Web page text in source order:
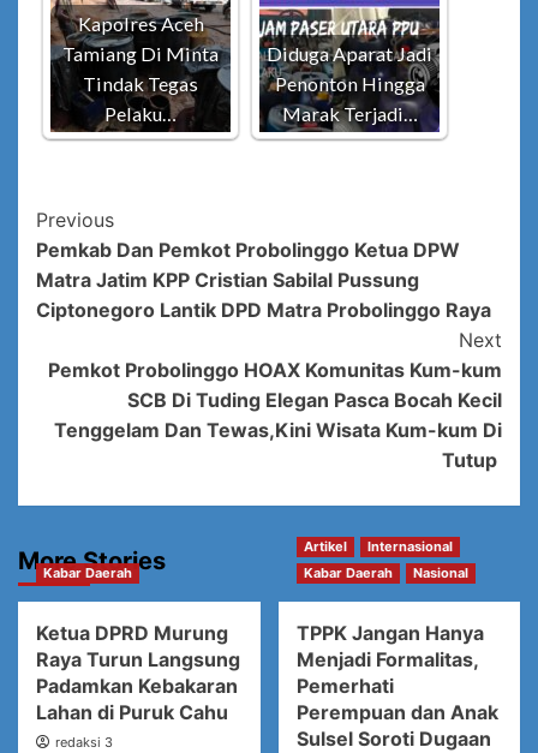
Kapolres Aceh
Tamiang Di Minta
Tindak Tegas
Pelaku…
Diduga Aparat Jadi
Penonton Hingga
Marak Terjadi…
Post
Navigation
Previous
Pemkab Dan Pemkot Probolinggo Ketua DPW
Matra Jatim KPP Cristian Sabilal Pussung
Ciptonegoro Lantik DPD Matra Probolinggo Raya
Next
Pemkot Probolinggo HOAX Komunitas Kum-kum
SCB Di Tuding Elegan Pasca Bocah Kecil
Tenggelam Dan Tewas,Kini Wisata Kum-kum Di
Tutup
More Stories
Kabar Daerah
Ketua DPRD Murung
Raya Turun Langsung
Padamkan Kebakaran
Lahan di Puruk Cahu
redaksi 3
Artikel
Internasional
Kabar Daerah
Nasional
TPPK Jangan Hanya
Menjadi Formalitas,
Pemerhati
Perempuan dan Anak
Sulsel Soroti Dugaan